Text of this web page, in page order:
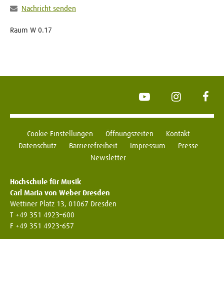
Nachricht senden
Raum W 0.17
YouTube Instagram
Cookie Einstellungen Öffnungszeiten
Kontakt
Datenschutz
Barrierefreiheit Impressum
Presse
Newsletter
Hochschule für Musik
Carl Maria von Weber Dresden
Wettiner Platz 13, 01067 Dresden
T +49 351 4923–600
F +49 351 4923-657